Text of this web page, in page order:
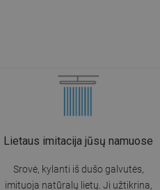
Lietaus imitacija jūsų namuose
Srovė, kylanti iš dušo galvutės,
imituoja natūralų lietų. Ji užtikrina,